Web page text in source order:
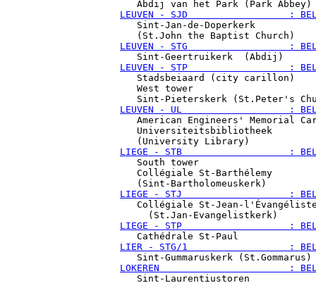
LEUVEN - SJD                  :
Sint-Jan-de-Doperkerk
LEUVEN - STG                  :
LEUVEN - STP                  :
Stadsbeiaard (city carillon)
   West tower
LEUVEN - UL                   :
American Engineers' Memorial
   Universiteitsbibliotheek
LIEGE - STB                   :
South tower
   Collégiale St-Barthélemy
LIEGE - STJ                   :
Collégiale St-Jean-
LIEGE - STP                   :
LIER - STG/1                  :
LOKEREN                       :